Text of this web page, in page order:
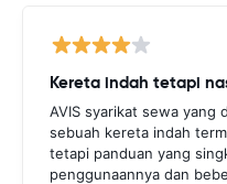
AVIS syarikat sewa yang
sebuah kereta indah
tetapi panduan yang
penggunaannya dan